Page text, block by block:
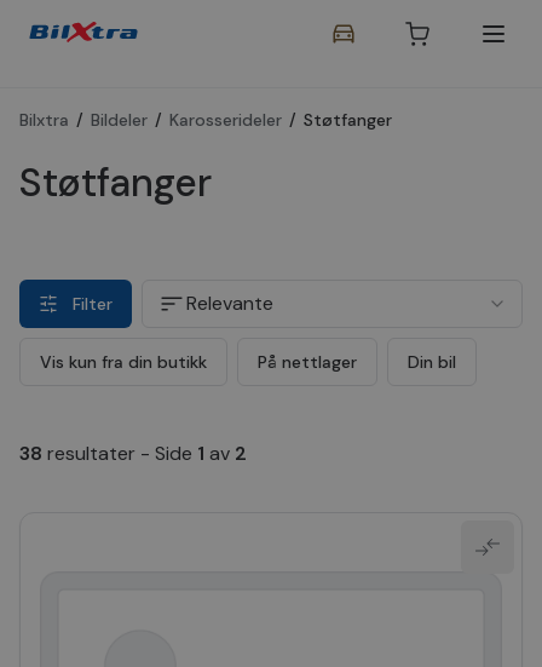
Bilxtra / Bildeler / Karosserideler / Støtfanger
Støtfanger
Filter Relevante
Vis kun fra din butikk På nettlager Din bil
38 resultater - Side 1 av 2